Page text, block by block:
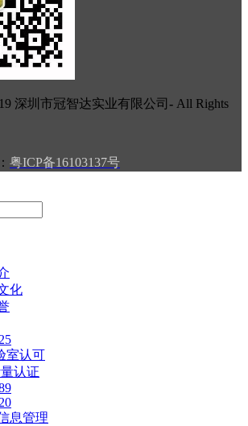
深圳市冠智达实业有限公司 - All Rights
粤ICP备16103137号
化
室认可
认证
息管理